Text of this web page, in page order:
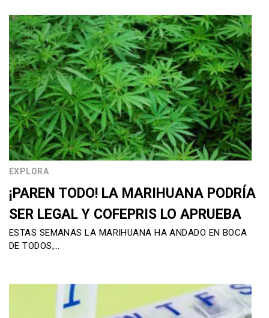
EXPLORA
¡PAREN TODO! LA MARIHUANA PODRÍA
SER LEGAL Y COFEPRIS LO APRUEBA
ESTAS SEMANAS LA MARIHUANA HA ANDADO EN BOCA
DE TODOS,…